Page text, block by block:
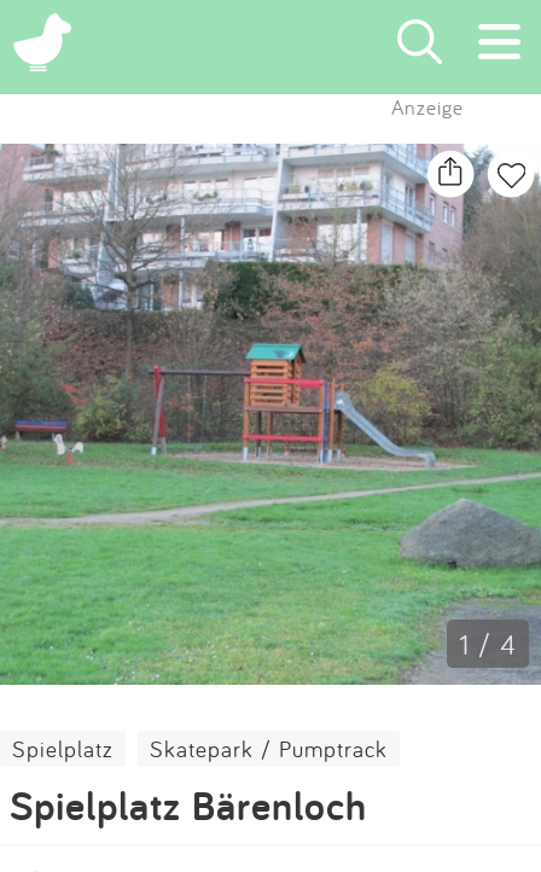
×
Suchen
Eintragen
App
Blog
Partner
Kontakt
Impressum
Anmelden
Anzeige
1 / 4
Spielplatz Skatepark / Pumptrack
Spielplatz Bärenloch